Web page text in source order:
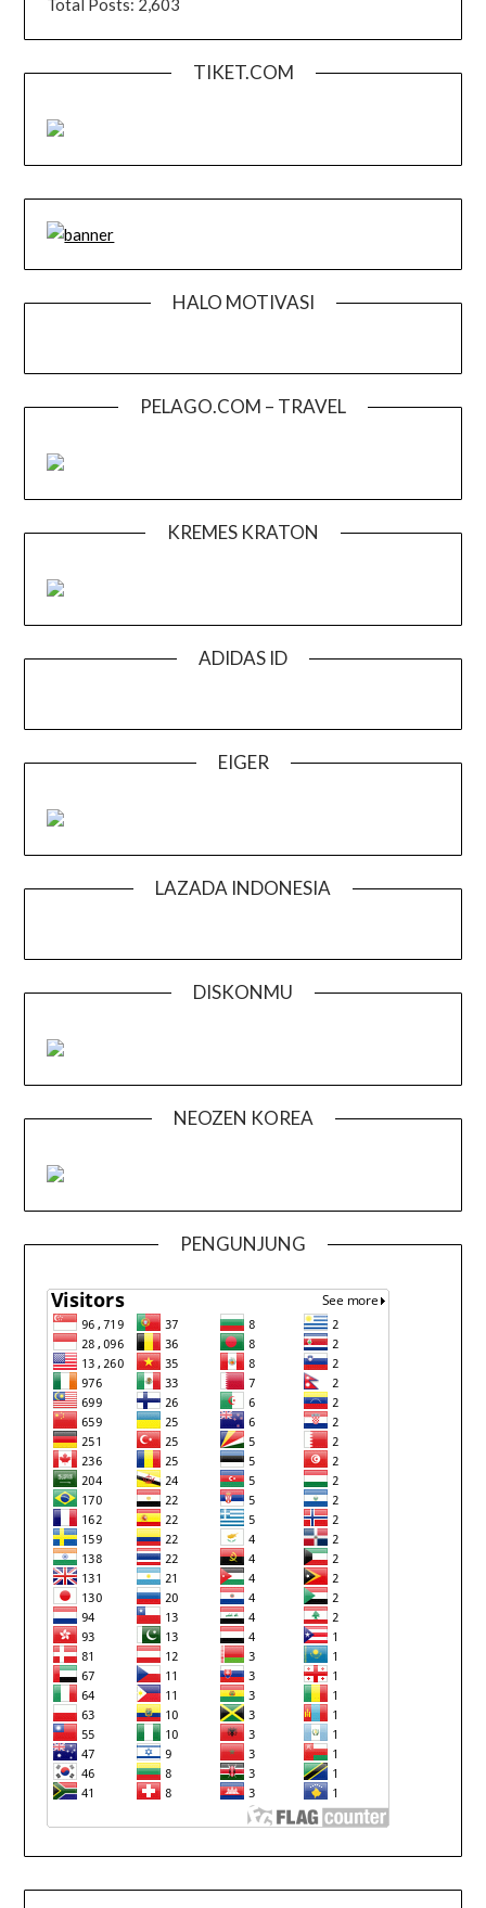
TIKET.COM
HALO MOTIVASI
PELAGO.COM – TRAVEL
KREMES KRATON
ADIDAS ID
EIGER
LAZADA INDONESIA
DISKONMU
NEOZEN KOREA
PENGUNJUNG